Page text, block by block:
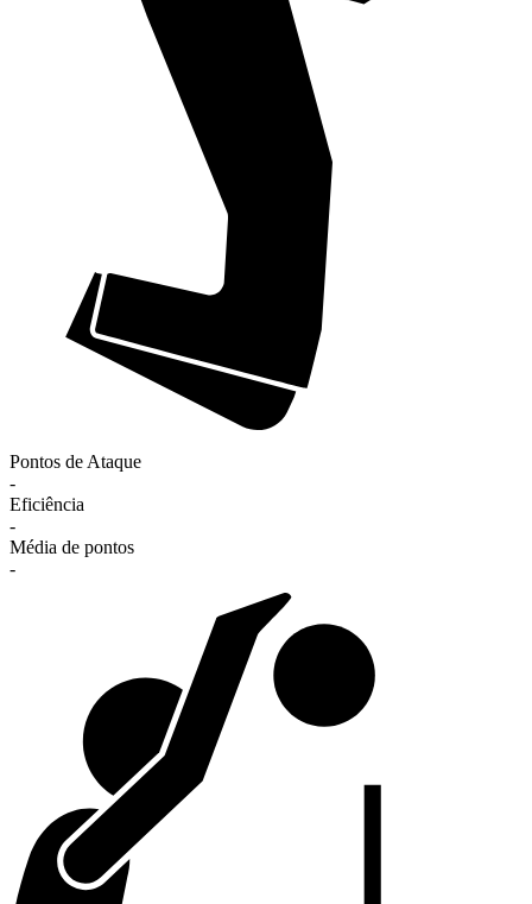
Pontos de Ataque
-
Eficiência
-
Média de pontos
-